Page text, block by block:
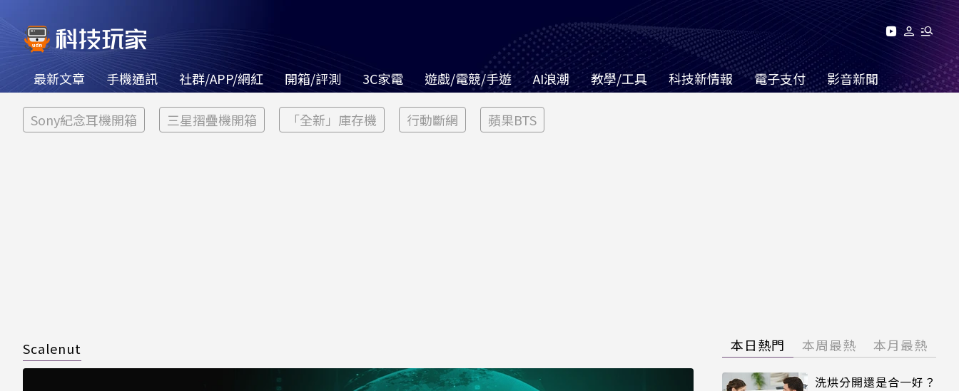
最新文章 手機通訊 社群/APP/網紅 開箱/評測 3C家電 遊戲/電競/手遊 AI浪潮 教學/工具 科技新情報 電子支付 影音新聞
Sony紀念耳機開箱 三星摺疊機開箱 「全新」庫存機 行動斷網 蘋果BTS
Scalenut 本日熱門 本周最熱 本月最熱
洗烘分開還是合一好？